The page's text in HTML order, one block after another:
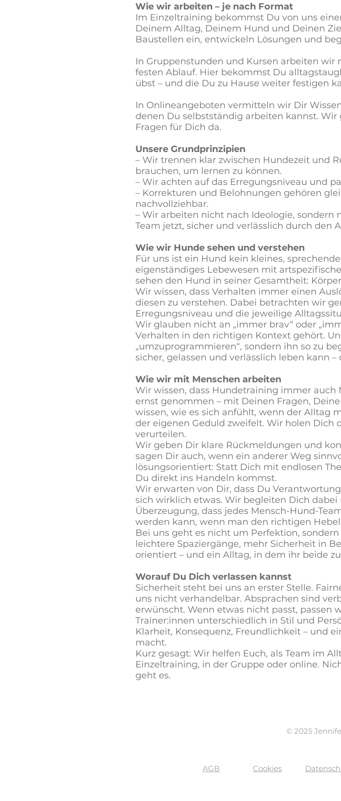
Wie wir arbeiten – je nach Format
Im Einzeltraining bekommst Du von uns
Deinem Alltag, Deinem Hund und Deinen
Baustellen ein, entwickeln Lösungen und
In Gruppenstunden und Kursen arbeiten
festen Ablauf. Hier bekommst Du
übst – und die Du zu Hause weiter festigen
In Onlineangeboten vermitteln wir Dir
denen Du selbstständig arbeiten kannst.
Fragen für Dich da.
Unsere Grundprinzipien
– Wir trennen klar zwischen Hundezeit und
brauchen, um lernen zu können.
– Wir achten auf das Erregungsniveau und
– Korrekturen und Belohnungen gehören
nachvollziehbar.
– Wir arbeiten nicht nach Ideologie, sondern
Team jetzt, sicher und verlässlich durch den
Wie wir Hunde sehen und verstehen
Für uns ist ein Hund kein kleines,
eigenständiges Lebewesen mit
sehen den Hund in seiner Gesamtheit:
Wir wissen, dass Verhalten immer einen
diesen zu verstehen. Dabei betrachten wir
Erregungsniveau und die jeweilige
Wir glauben nicht an „immer brav“ oder
Verhalten in den richtigen Kontext gehört.
„umzuprogrammieren“, sondern ihn so zu
sicher, gelassen und verlässlich leben kann
Wie wir mit Menschen arbeiten
Wir wissen, dass Hundetraining immer
ernst genommen – mit Deinen Fragen,
wissen, wie es sich anfühlt, wenn der Alltag
der eigenen Geduld zweifelt. Wir holen Dich
verurteilen.
Wir geben Dir klare Rückmeldungen und
sagen Dir auch, wenn ein anderer Weg
lösungsorientiert: Statt Dich mit endlosen
Du direkt ins Handeln kommst.
Wir erwarten von Dir, dass Du
sich wirklich etwas. Wir begleiten Dich
Überzeugung, dass jedes Mensch-Hund-
werden kann, wenn man den richtigen
Bei uns geht es nicht um Perfektion,
leichtere Spaziergänge, mehr Sicherheit in
orientiert – und ein Alltag, in dem ihr beide
Worauf Du Dich verlassen kannst
Sicherheit steht bei uns an erster Stelle.
uns nicht verhandelbar. Absprachen sind
erwünscht. Wenn etwas nicht passt, passen
Trainer:innen unterschiedlich in Stil und
Klarheit, Konsequenz, Freundlichkeit – und
macht.
Kurz gesagt: Wir helfen Euch, als Team im
Einzeltraining, in der Gruppe oder online.
geht es.
© 2025
AGB Cookies